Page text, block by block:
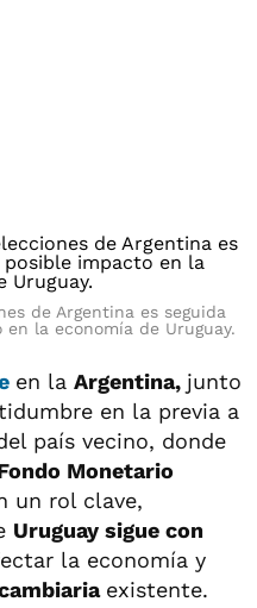
de Argentina es seguida
la economía de Uruguay.
en la Argentina, junto
en la previa a
país vecino, donde
Monetario
un rol clave,
Uruguay sigue con
la economía y
existente.